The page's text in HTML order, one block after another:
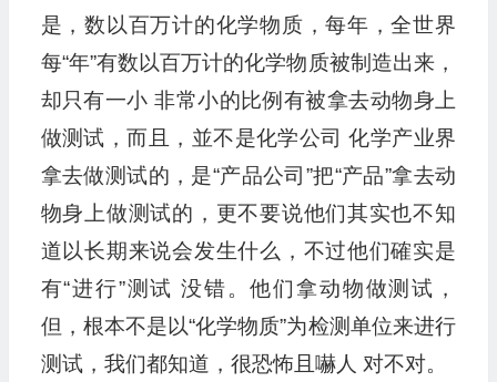
是，数以百万计的化学物质，每年，全世界
每“年”有数以百万计的化学物质被制造出来，
却只有一小 非常小的比例有被拿去动物身上
做测试，而且，並不是化学公司 化学产业界
拿去做测试的，是“产品公司”把“产品”拿去动
物身上做测试的，更不要说他们其实也不知
道以长期来说会发生什么，不过他们確实是
有“进行”测试 没错。他们拿动物做测试，
但，根本不是以“化学物质”为检测单位来进行
测试，我们都知道，很恐怖且嚇人 对不对。